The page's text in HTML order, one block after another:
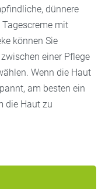
dünnere
mit
können Sie
einer Pflege
Wenn die Haut
am besten ein
die Haut zu